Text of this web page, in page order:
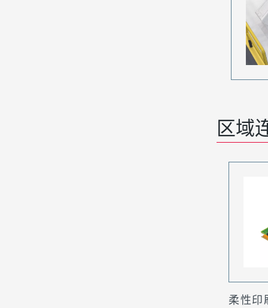
区域
柔性印